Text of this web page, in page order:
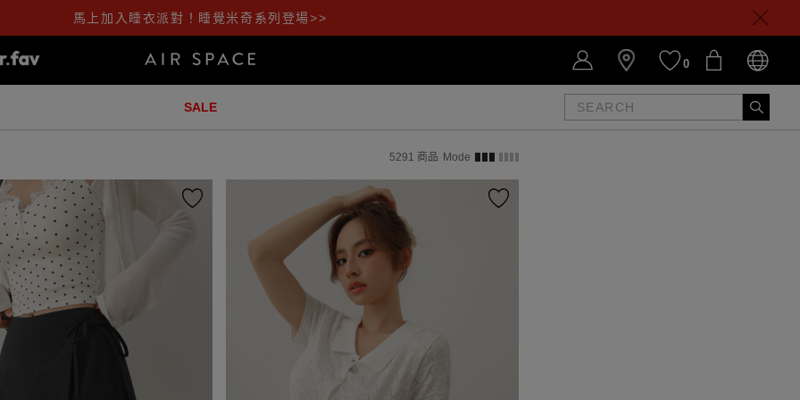
馬上加入睡衣派對！睡覺米奇系列登場>>
0
SALE
5291 商品 Mode